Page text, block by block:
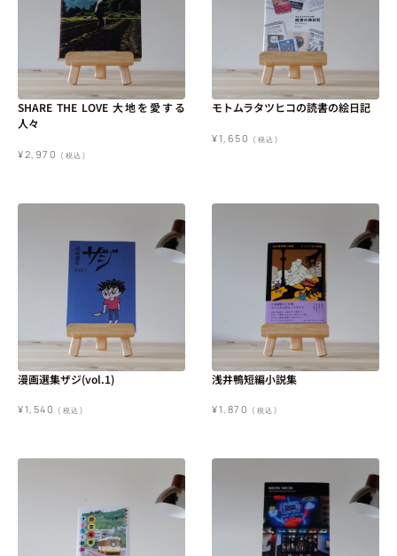
SHARE THE LOVE 大地を愛する
人々
¥2,970 (税込)
モトムラタツヒコの読書の絵日記
¥1,650 (税込)
漫画選集ザジ(vol.1)
¥1,540 (税込)
浅井鴨短編小説集
¥1,870 (税込)